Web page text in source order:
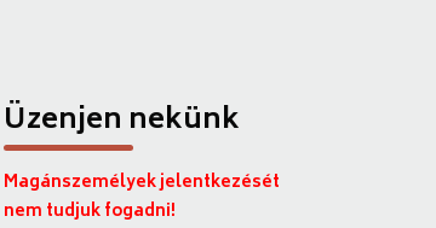
Üzenjen nekünk
Magánszemélyek jelentkezését
nem tudjuk fogadni!